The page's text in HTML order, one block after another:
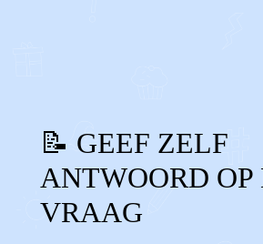
📝 GEEF ZELF
ANTWOORD OP
VRAAG